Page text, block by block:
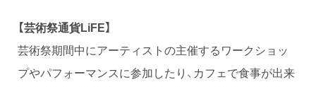
【芸術祭通貨LiFE】
芸術祭期間中にアーティストの主催するワークショッ
プやパフォーマンスに参加したり、カフェで食事が出来